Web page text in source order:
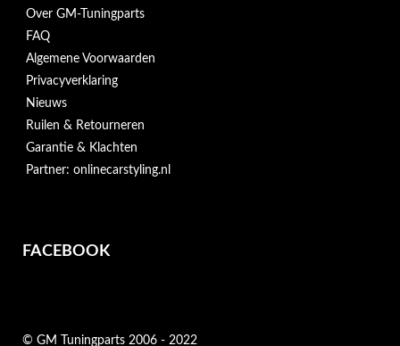
Over GM-Tuningparts
FAQ
Algemene Voorwaarden
Privacyverklaring
Nieuws
Ruilen & Retourneren
Garantie & Klachten
Partner: onlinecarstyling.nl
FACEBOOK
© GM Tuningparts 2006 - 2022